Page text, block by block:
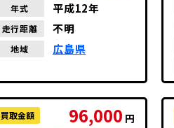
年式 平成12年
走行距離 不明
地域 広島県
買取金額 96,000 円